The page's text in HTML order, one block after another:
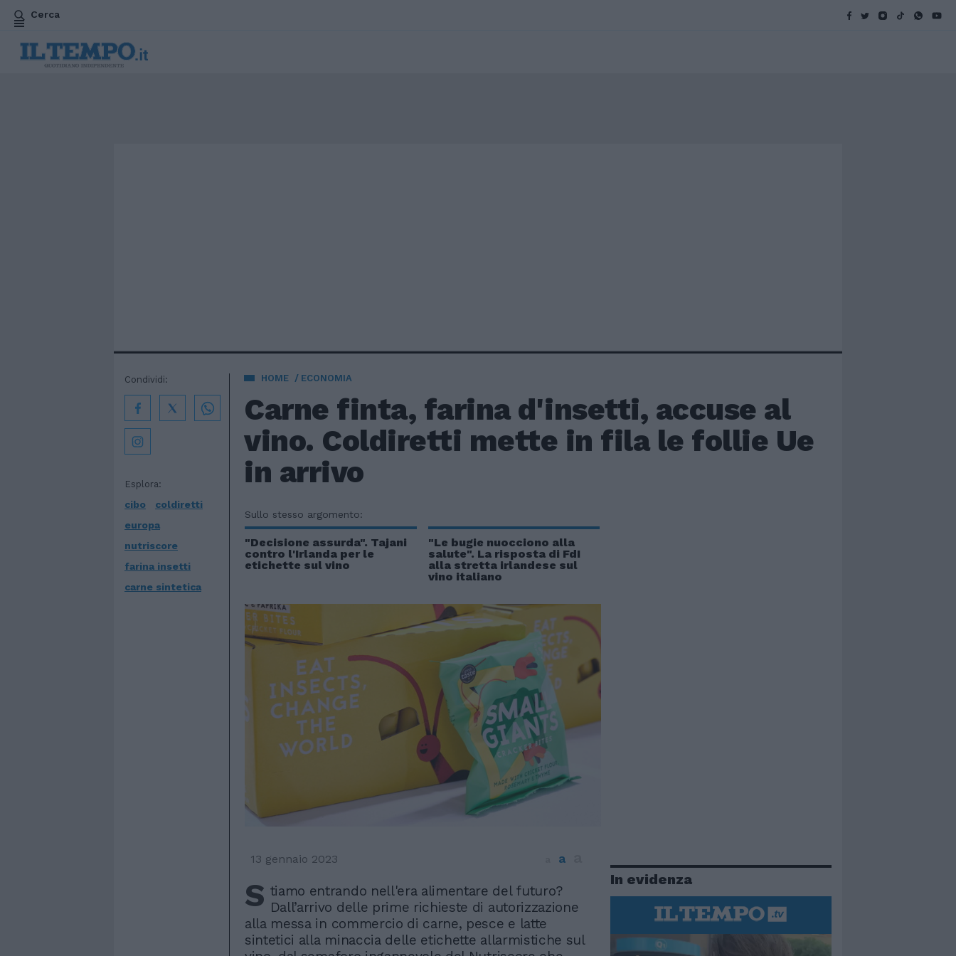
Cerca
HOME ECONOMIA
Carne finta, farina d'insetti, accuse al
vino. Coldiretti mette in fila le follie Ue
in arrivo
Esplora:
cibo
coldiretti
europa
nutriscore
farina insetti
carne sintetica
Condividi:
Sullo stesso argomento:
"Decisione assurda". Tajani
contro l'Irlanda per le
etichette sul vino
"Le bugie nuocciono alla
salute". La risposta di FdI
alla stretta irlandese sul
vino italiano
13 gennaio 2023 a
S tiamo entrando nell'era alimentare del futuro?
Dall’arrivo delle prime richieste di autorizzazione
alla messa in commercio di carne, pesce e latte
sintetici alla minaccia delle etichette allarmistiche sul
In evidenza